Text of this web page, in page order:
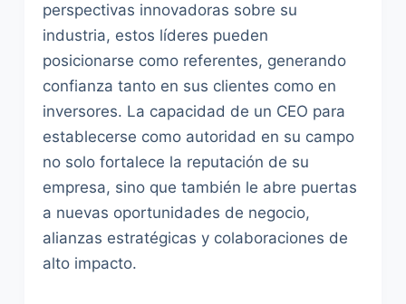
perspectivas innovadoras sobre su
industria, estos líderes pueden
posicionarse como referentes, generando
confianza tanto en sus clientes como en
inversores. La capacidad de un CEO para
establecerse como autoridad en su campo
no solo fortalece la reputación de su
empresa, sino que también le abre puertas
a nuevas oportunidades de negocio,
alianzas estratégicas y colaboraciones de
alto impacto.